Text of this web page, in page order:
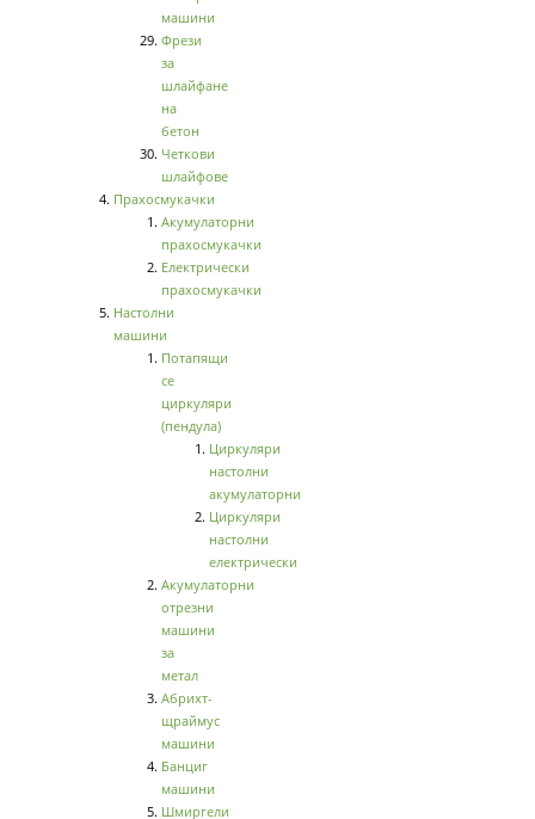
машини
Фрези
за
шлайфане
на
бетон
Четкови
шлайфове
Прахосмукачки
Акумулаторни
прахосмукачки
Електрически
прахосмукачки
Настолни
машини
Потапящи
се
циркуляри
(пендула)
Циркуляри
настолни
акумулаторни
Циркуляри
настолни
електрически
Акумулаторни
отрезни
машини
за
метал
Абрихт-
щраймус
машини
Банциг
машини
Шмиргели